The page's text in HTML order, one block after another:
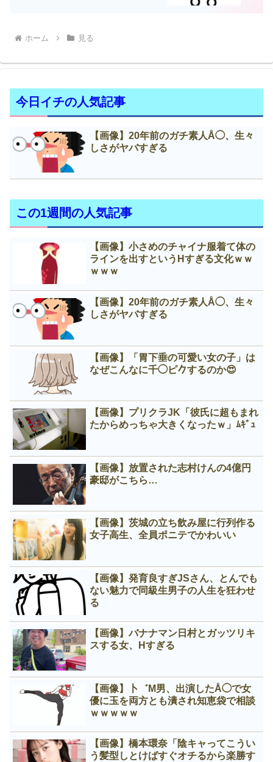
ホーム 見る
今日イチの人気記事
【画像】20年前のガチ素人Å◯、生々
しさがヤバすぎる
この1週間の人気記事
【画像】小さめのチャイナ服着て体の
ラインを出すというНすぎる文化ｗｗ
ｗｗｗ
【画像】20年前のガチ素人Å◯、生々
しさがヤバすぎる
【画像】「胃下垂の可愛い女の子」は
なぜこんなに千◯ピ𠂊するのか😍
【画像】プリクラJK「彼氏に超もまれ
たからめっちゃ大きくなったｗ」ﾑｷﾞｭ
【画像】放置された志村けんの4億円
豪邸がこちら…
【画像】茨城の立ち飲み屋に行列作る
女子高生、全員ポニテでかわいい
【画像】発育良すぎJSさん、とんでも
ない魅力で同級生男子の人生を狂わせ
る
【画像】バナナマン日村とガッツリキ
スする女、Нすぎる
【画像】卜゛M男、出演したÅ◯で女
優に玉を両方とも潰され知恵袋で相談
ｗｗｗｗｗ
【画像】橋本環奈「陰キャってこうい
う髪型しとけばすぐオチるから楽勝す